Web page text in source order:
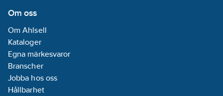
Om oss
Om Ahlsell
Kataloger
Egna märkesvaror
Branscher
Jobba hos oss
Hållbarhet